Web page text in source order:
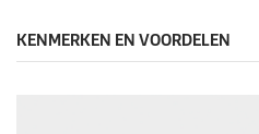
KENMERKEN EN VOORDELEN